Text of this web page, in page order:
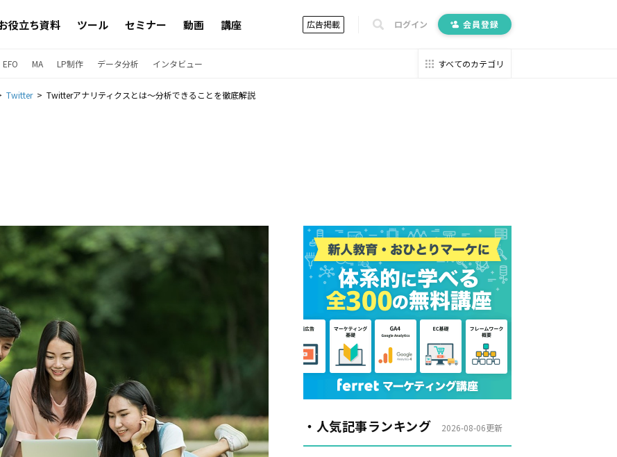
役立ち資料 ツール セミナー 動画 講座 広告掲載 ログイン 会員登録
MA LP制作 データ分析 インタビュー すべてのカテゴリ
Twitter Twitterアナリティクスとは〜分析できることを徹底解説
・人気記事ランキング 2026-08-06更新